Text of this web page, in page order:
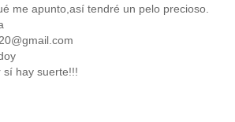
me apunto,así tendré un pelo precioso.
sí hay suerte!!!